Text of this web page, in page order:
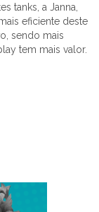
tanks, a Janna,
eficiente deste
sendo mais
tem mais valor.